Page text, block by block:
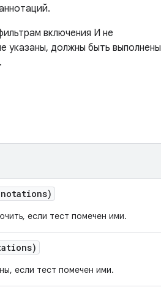
включения И не
указаны, должны быть выполнены
если тест помечен ими.
если тест помечен ими.